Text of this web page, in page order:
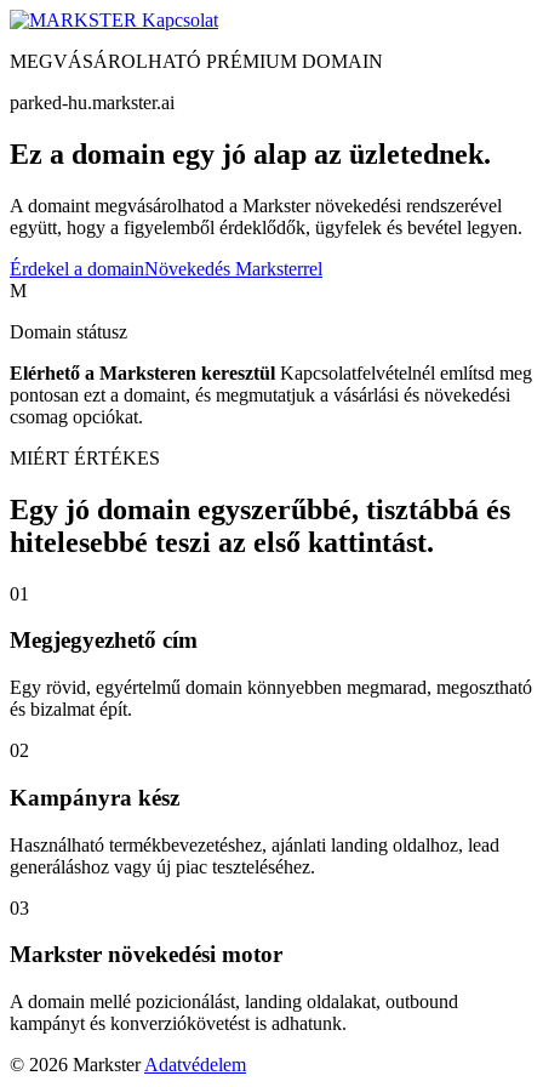
Kapcsolat
MEGVÁSÁROLHATÓ PRÉMIUM DOMAIN
parked-hu.markster.ai
Ez a domain egy jó alap az üzletednek.
A domaint megvásárolhatod a Markster növekedési rendszerével
együtt, hogy a figyelemből érdeklődők, ügyfelek és bevétel legyen.
Érdekel a domainNövekedés Marksterrel
M
Domain státusz
Elérhető a Marksteren keresztül Kapcsolatfelvételnél említsd meg
pontosan ezt a domaint, és megmutatjuk a vásárlási és növekedési
csomag opciókat.
MIÉRT ÉRTÉKES
Egy jó domain egyszerűbbé, tisztábbá és
hitelesebbé teszi az első kattintást.
01
Megjegyezhető cím
Egy rövid, egyértelmű domain könnyebben megmarad, megosztható
és bizalmat épít.
02
Kampányra kész
Használható termékbevezetéshez, ajánlati landing oldalhoz, lead
generáláshoz vagy új piac teszteléséhez.
03
Markster növekedési motor
A domain mellé pozicionálást, landing oldalakat, outbound
kampányt és konverziókövetést is adhatunk.
© 2026 Markster Adatvédelem